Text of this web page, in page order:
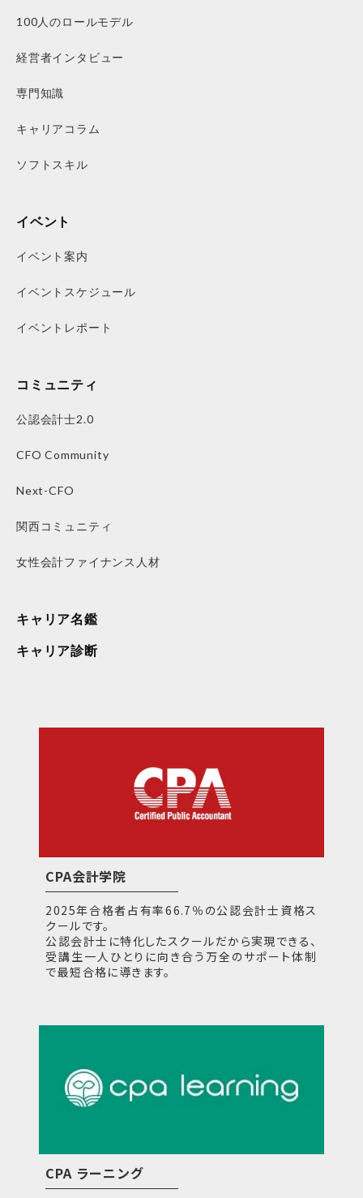
100人のロールモデル
経営者インタビュー
専門知識
キャリアコラム
ソフトスキル
イベント
イベント案内
イベントスケジュール
イベントレポート
コミュニティ
公認会計士2.0
CFO Community
Next-CFO
関西コミュニティ
女性会計ファイナンス人材
キャリア名鑑
キャリア診断
CPA会計学院
2025年合格者占有率66.7％の公認会計士資格ス
クールです。
公認会計士に特化したスクールだから実現できる、
受講生一人ひとりに向き合う万全のサポート体制
で最短合格に導きます。
CPA ラーニング